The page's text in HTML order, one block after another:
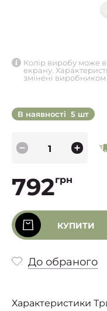
Колір виробу може
екрану.
змінені виробником
В наявності 5 шт
792грн
КУПИТИ
До обраного
Характеристики